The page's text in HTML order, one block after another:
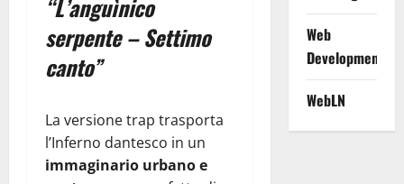
“L’anguìnico
serpente – Settimo
canto”
La versione trap trasporta
l’Inferno dantesco in un
immaginario urbano e
Web
Development
WebLN